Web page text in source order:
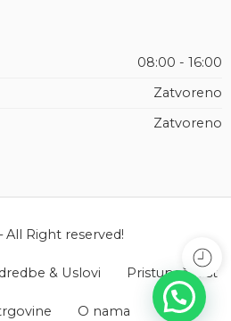
08:00 - 16:00
Zatvoreno
Zatvoreno
All Right reserved!
& Uslovi Pristupačnost
O nama